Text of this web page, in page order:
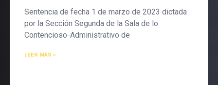
Sentencia de fecha 1 de marzo de 2023 dictada
por la Sección Segunda de la Sala de lo
Contencioso-Administrativo de
LEER MÁS »